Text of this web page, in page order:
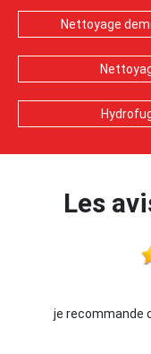
Nettoyage
Les
je recommande